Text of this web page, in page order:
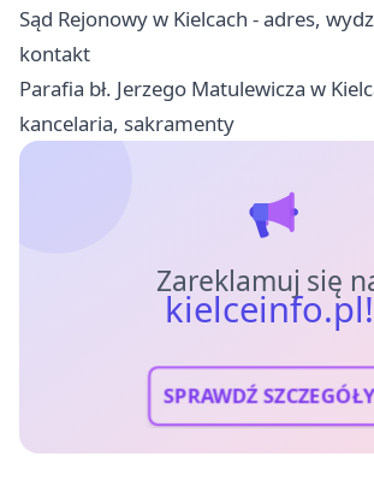
Sąd Rejonowy w Kielcach - adres,
kontakt
Parafia bł. Jerzego Matulewicza w
kancelaria, sakramenty
Zareklamuj się
kielceinfo.pl!
SPRAWDŹ SZCZEGÓŁY